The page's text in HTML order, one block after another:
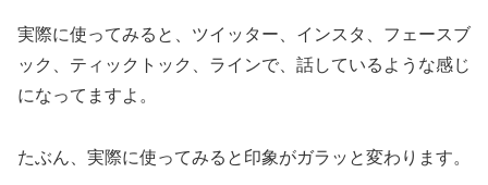
実際に使ってみると、ツイッター、インスタ、フェースブ
ック、ティックトック、ラインで、話しているような感じ
になってますよ。
たぶん、実際に使ってみると印象がガラッと変わります。